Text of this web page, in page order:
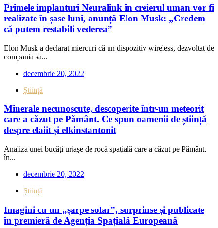
Primele implanturi Neuralink în creierul uman vor fi
realizate în șase luni, anunță Elon Musk: „Credem
că putem restabili vederea”
Elon Musk a declarat miercuri că un dispozitiv wireless, dezvoltat de
compania sa...
decembrie 20, 2022
Știință
Minerale necunoscute, descoperite într-un meteorit
care a căzut pe Pământ. Ce spun oamenii de știință
despre elaiit și elkinstantonit
Analiza unei bucăți uriașe de rocă spațială care a căzut pe Pământ,
în...
decembrie 20, 2022
Știință
Imagini cu un „șarpe solar”, surprinse și publicate
în premieră de Agenția Spațială Europeană